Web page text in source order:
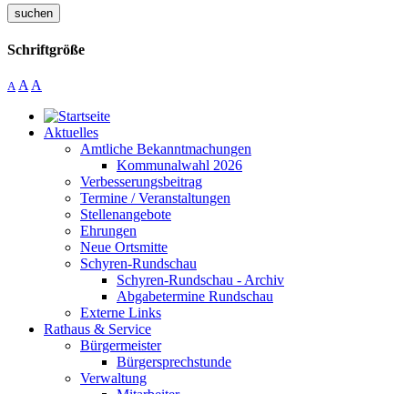
suchen
Schriftgröße
A A A
Aktuelles
Amtliche Bekanntmachungen
Kommunalwahl 2026
Verbesserungsbeitrag
Termine / Veranstaltungen
Stellenangebote
Ehrungen
Neue Ortsmitte
Schyren-Rundschau
Schyren-Rundschau - Archiv
Abgabetermine Rundschau
Externe Links
Rathaus & Service
Bürgermeister
Bürgersprechstunde
Verwaltung